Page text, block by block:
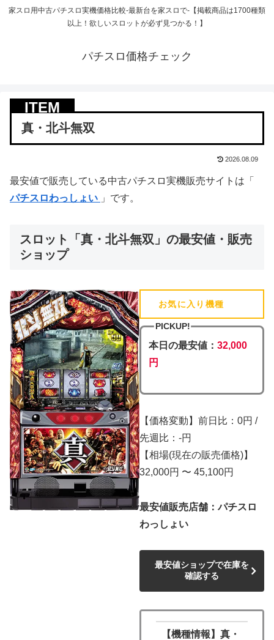
家スロ用中古パチスロ実機価格比較-最新台を家スロで-【掲載商品は1700種類
以上！欲しいスロットが必ず見つかる！】
パチスロ価格チェック
真・北斗無双
2026.08.09
最安値で販売している中古パチスロ実機販売サイトは「
パチスロわっしょい 」です。
スロット「真・北斗無双」の最安値・販売
ショップ
お気に入り機種
PICKUP!
本日の最安値：32,000
円
【価格変動】前日比：0円 /
先週比：-円
【相場(現在の販売価格)】
32,000円 〜 45,100円
最安値販売店舗：パチスロ
わっしょい
最安値ショップで在庫を
確認する
【機種情報】真・